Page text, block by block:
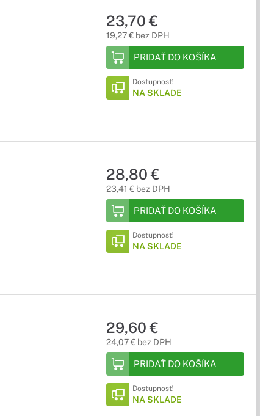
23,70 €
19,27 € bez DPH
PRIDAŤ DO KOŠÍKA
Dostupnosť:
NA SKLADE
28,80 €
23,41 € bez DPH
PRIDAŤ DO KOŠÍKA
Dostupnosť:
NA SKLADE
29,60 €
24,07 € bez DPH
PRIDAŤ DO KOŠÍKA
Dostupnosť:
NA SKLADE